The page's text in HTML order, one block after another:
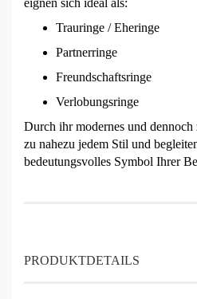
eignen sich ideal als:
Trauringe / Eheringe
Partnerringe
Freundschaftsringe
Verlobungsringe
Durch ihr modernes und dennoch
zu nahezu jedem Stil und
bedeutungsvolles Symbol Ihrer
PRODUKTDETAILS